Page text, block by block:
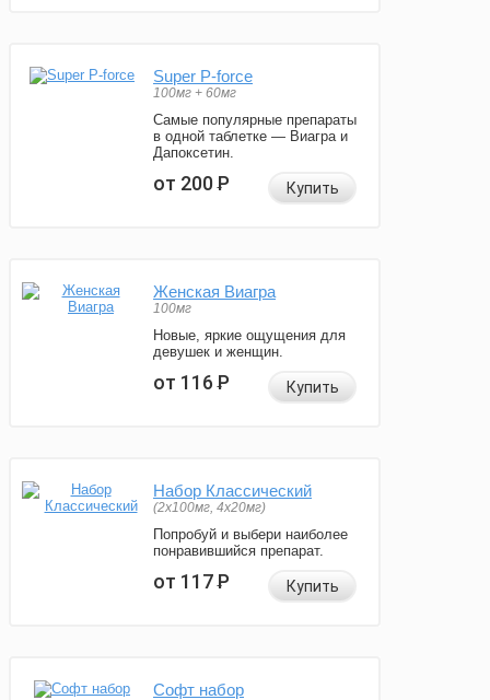
Super P-force
100мг + 60мг
Самые популярные препараты
в одной таблетке — Виагра и
Дапоксетин.
от 200Р Купить
Женская Виагра
100мг
Новые, яркие ощущения для
девушек и женщин.
от 116Р Купить
Набор Классический
(2x100мг, 4x20мг)
Попробуй и выбери наиболее
понравившийся препарат.
от 117Р Купить
Софт набор